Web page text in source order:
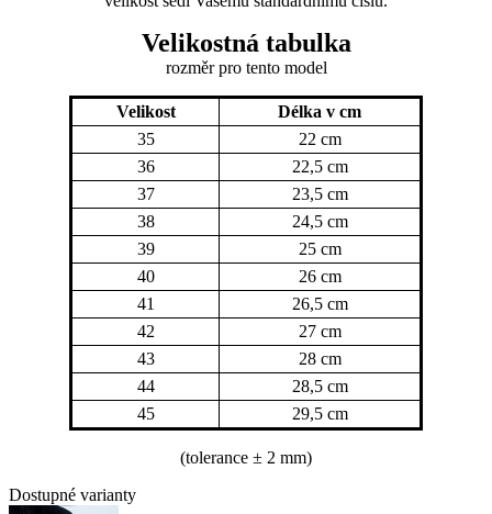
Velikostná tabulka
rozměrpro tento model
Velikost
Délka v cm
35
22 cm
36
22,5 cm
37
23,5 cm
38
24,5 cm
39
25 cm
40
26 cm
41
26,5 cm
42
27 cm
43
28 cm
44
28,5 cm
45
29,5 cm
(tolerance ± 2 mm)
Dostupné varianty